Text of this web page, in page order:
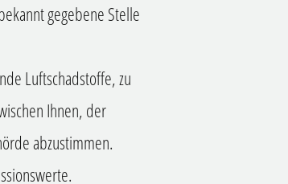
gegebene Stelle
Luftschadstoffe, zu
Ihnen, der
abzustimmen.